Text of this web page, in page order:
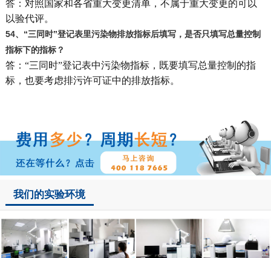
答：对照国家和各省重大变更清单，不属于重大变更的可以
以验代评。
54、“三同时”登记表里污染物排放指标后填写，是否只填写总量控制
指标下的指标？
答：“三同时”登记表中污染物指标，既要填写总量控制的指
标，也要考虑排污许可证中的排放指标。
我们的实验环境